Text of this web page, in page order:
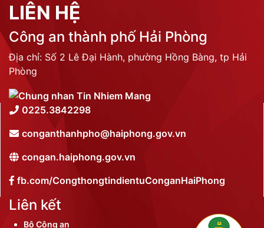
LIÊN HỆ
Công an thành phố Hải Phòng
Địa chỉ: Số 2 Lê Đại Hành, phường Hồng Bàng, tp Hải
Phòng
0225.3842298
conganthanhpho@haiphong.gov.vn
congan.haiphong.gov.vn
fb.com/CongthongtindientuConganHaiPhong
Liên kết
Bộ Công an